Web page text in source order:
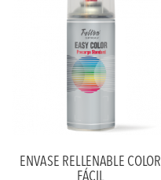
ENVASE RELLENABLE COLOR
FÁCIL